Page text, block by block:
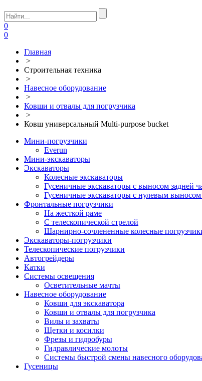
0
0
Главная
>
Строительная техника
>
Навесное оборудование
>
Ковши и отвалы для погрузчика
>
Ковш универсальный Multi-purpose bucket
Мини-погрузчики
Everun
Мини-экскаваторы
Экскаваторы
Колесные экскаваторы
Гусеничные экскаваторы с выносом задней
Гусеничные экскаваторы с нулевым выносом
Фронтальные погрузчики
На жесткой раме
С телескопической стрелой
Шарнирно-сочлененные колесные
Экскаваторы-погрузчики
Телескопические погрузчики
Автогрейдеры
Катки
Системы освещения
Осветительные мачты
Навесное оборудование
Ковши для экскаватора
Ковши и отвалы для погрузчика
Вилы и захваты
Щетки и косилки
Фрезы и гидробуры
Гидравлические молоты
Системы быстрой смены навесного
Гусеницы